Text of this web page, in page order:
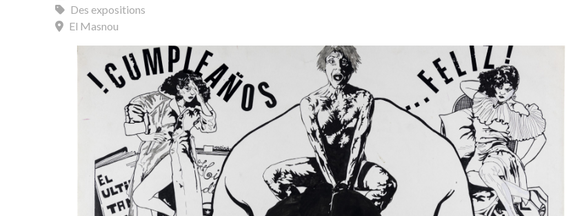
Des expositions
El Masnou